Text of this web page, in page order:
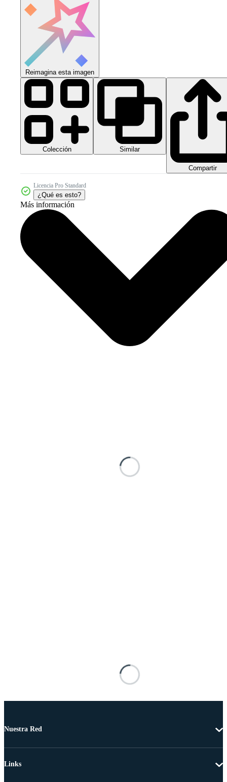
Reimagina esta imagen
Colección Similar
Compartir
Licencia Pro Standard
¿Qué es esto?
Más información
Nuestra Red
Links